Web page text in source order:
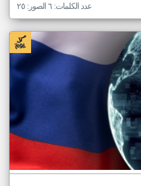
عدد الكلمات: ٦ الصور: ٢٥